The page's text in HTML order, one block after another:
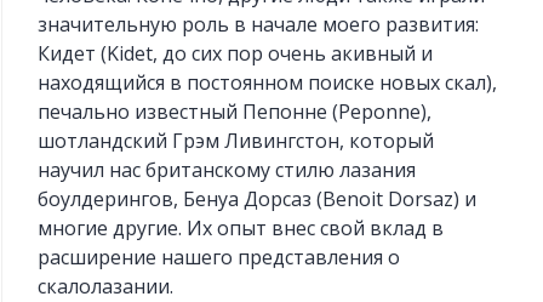
значительную роль в начале моего развития:
Кидет (Kidet, до сих пор очень акивный и
находящийся в постоянном поиске новых скал),
печально известный Пепонне (Peponne),
шотландский Грэм Ливингстон, который
научил нас британскому стилю лазания
боулдерингов, Бенуа Дорсаз (Benoit Dorsaz) и
многие другие. Их опыт внес свой вклад в
расширение нашего представления о
скалолазании.